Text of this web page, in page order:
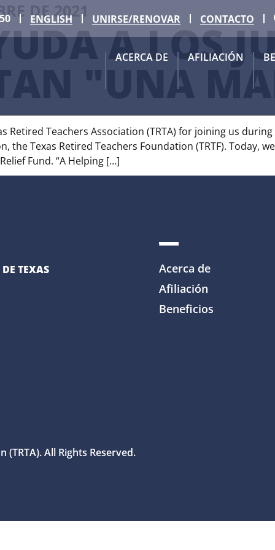
ENGLISH UNIRSE/RENOVAR CONTACTO
ACERCA DE AFILIACIÓN
DE 2021
A LOS
"UNA
Retired Teachers Association (TRTA) for joining us
Texas Retired Teachers Foundation (TRTF). Today,
Fund. “A Helping […]
TEXAS
Acerca de
Afiliación
Beneficios
(TRTA). All Rights Reserved.